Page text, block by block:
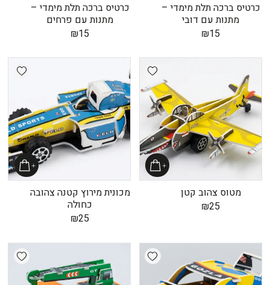
כרטיס ברכה תלת מימדי –
מתנות עם דובי
₪15
כרטיס ברכה תלת מימדי –
מתנות עם פרחים
₪15
Add wishlist
מטוס צהוב קטן
₪25
מכונית מירוץ קטנה צהובה
כחולה
₪25
Add wishlist